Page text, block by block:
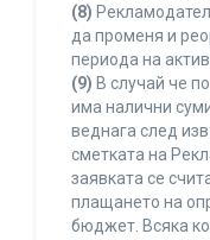
(8)
да променя и
периода на
(9) В случай че
има налични
веднага след
сметката на
заявката се
плащането на
бюджет. Всяка